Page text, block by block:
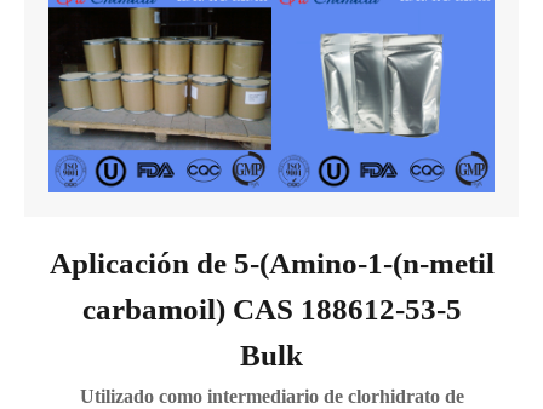
Aplicación de 5-(Amino-1-(n-metil
carbamoil) CAS 188612-53-5
Bulk
Utilizado como intermediario de clorhidrato de